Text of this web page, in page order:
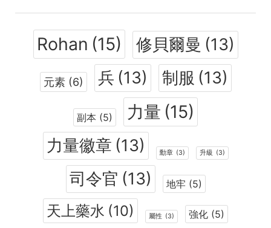
服
Rohan (15) 修貝爾曼 (13)
元素 (6) 兵 (13) 制服 (13)
副本 (5) 力量 (15)
力量徽章 (13) 勳章 (3) 升級 (3)
司令官 (13) 地牢 (5)
天上藥水 (10) 屬性 (3) 強化 (5)